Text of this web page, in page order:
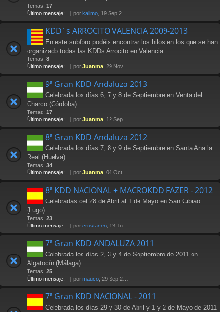
Temas: 17
Último mensaje:
por kalimo , 19 Sep 2014 20:50
KDD´s ARROCITO VALENCIA 2009-2013
En este subforo podéis encontrar los hilos en los que se han
organizado todas las KDDs Arrocito en Valencia.
Temas: 8
Último mensaje:
por Juanma , 29 Nov 2013 14:01
9ª Gran KDD Andaluza 2013
Celebrada los días 6, 7 y 8 de Septiembre en Venta del
Charco (Córdoba).
Temas: 17
Último mensaje:
por Juanma , 12 Sep 2013 22:52
8ª Gran KDD Andaluza 2012
Celebrada los días 7, 8 y 9 de Septiembre en Santa Ana la
Real (Huelva).
Temas: 34
Último mensaje:
por Juanma , 04 Oct 2012 15:24
8ª KDD NACIONAL + MACROKDD FAZER - 2012
Celebradas del 28 de Abril al 1 de Mayo en San Cibrao
(Lugo).
Temas: 23
Último mensaje:
por crustaceo , 13 Jul 2012 21:36
7ª Gran KDD ANDALUZA 2011
Celebrada los días 2, 3 y 4 de Septiembre de 2011 en
Algatocín (Málaga).
Temas: 25
Último mensaje:
por mauco , 29 Sep 2011 02:15
7ª Gran KDD NACIONAL - 2011
Celebrada los días 29 y 30 de Abril y 1 y 2 de Mayo de 2011